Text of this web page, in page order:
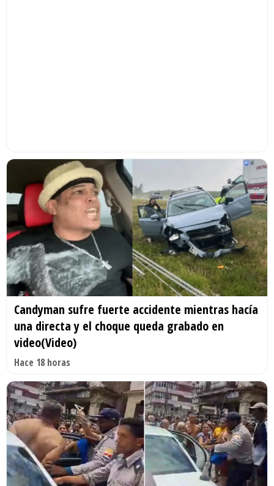
Candyman sufre fuerte accidente mientras hacía
una directa y el choque queda grabado en
video(Video)
Hace 18 horas